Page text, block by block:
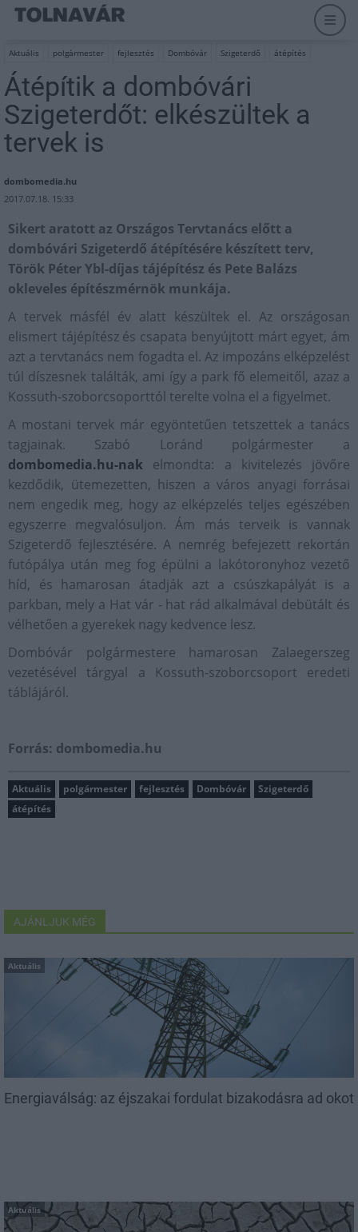
Aktuális polgármester fejlesztés Dombóvár Szigeterdő átépítés
Átépítik a dombóvári
Szigeterdőt: elkészültek a
tervek is
dombomedia.hu
2017.07.18. 15:33
Sikert aratott az Országos Tervtanács előtt a
dombóvári Szigeterdő átépítésére készített terv,
Török Péter Ybl-díjas tájépítész és Pete Balázs
okleveles építészmérnök munkája.
A tervek másfél év alatt készültek el. Az országosan
elismert tájépítész és csapata benyújtott márt egyet, ám
azt a tervtanács nem fogadta el. Az impozáns elképzelést
túl díszesnek találták, ami így a park fő elemeitől, azaz a
Kossuth-szoborcsoporttól terelte volna el a figyelmet.
A mostani tervek már egyöntetűen tetszettek a tanács
tagjainak. Szabó Loránd polgármester a
dombomedia.hu-nak elmondta: a kivitelezés jövőre
kezdődik, ütemezetten, hiszen a város anyagi forrásai
nem engedik meg, hogy az elképzelés teljes egészében
egyszerre megvalósuljon. Ám más terveik is vannak
Szigeterdő fejlesztésére. A nemrég befejezett rekortán
futópálya után meg fog épülni a lakótoronyhoz vezető
híd, és hamarosan átadják azt a csúszkapályát is a
parkban, mely a Hat vár - hat rád alkalmával debütált és
vélhetően a gyerekek nagy kedvence lesz.
Dombóvár polgármestere hamarosan Zalaegerszeg
vezetésével tárgyal a Kossuth-szoborcsoport eredeti
táblájáról.
Forrás: dombomedia.hu
Aktuális polgármester fejlesztés Dombóvár
Szigeterdő
átépítés
AJÁNLJUK MÉG
Aktuális
Energiaválság: az éjszakai fordulat bizakodásra ad okot
Aktuális